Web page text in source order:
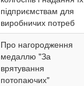
підприємствам для
виробничих потреб
Про нагородження
медаллю "За
врятування
потопаючих"